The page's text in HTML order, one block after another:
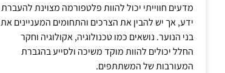
מדעים חווייתי יכול להוות פלטפורמה מצוינת להעברת
ידע, אך יש להבין את הצרכים והתחומים המעניינים את
בני הנוער. נושאים כמו טכנולוגיה, אקולוגיה וחקר
החלל יכולים להוות מוקד משיכה ולסייע בהגברת
המעורבות של המשתתפים.